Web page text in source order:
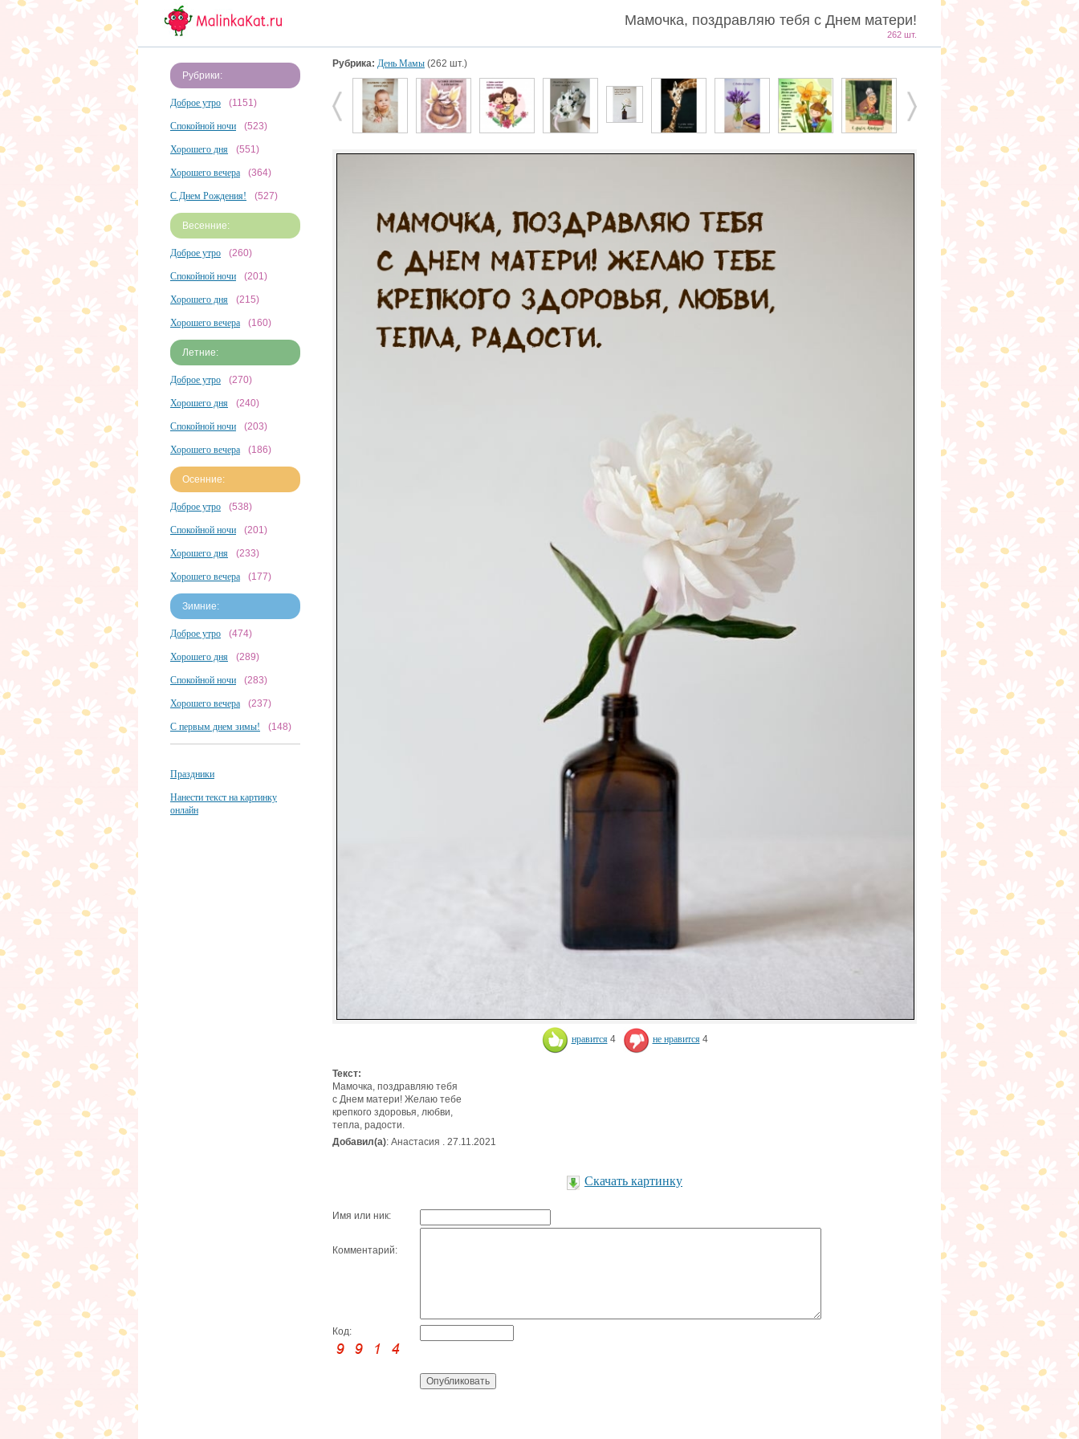
Мамочка, поздравляю тебя с Днем матери!
262 шт.
Рубрики:
Доброе утро (1151)
Спокойной ночи (523)
Хорошего дня (551)
Хорошего вечера (364)
С Днем Рождения! (527)
Весенние:
Доброе утро (260)
Спокойной ночи (201)
Хорошего дня (215)
Хорошего вечера (160)
Летние:
Доброе утро (270)
Хорошего дня (240)
Спокойной ночи (203)
Хорошего вечера (186)
Осенние:
Доброе утро (538)
Спокойной ночи (201)
Хорошего дня (233)
Хорошего вечера (177)
Зимние:
Доброе утро (474)
Хорошего дня (289)
Спокойной ночи (283)
Хорошего вечера (237)
С первым днем зимы! (148)
Праздники
Нанести текст на картинку
онлайн
Рубрика: День Мамы (262 шт.)
нравится 4 не нравится 4
Текст:
Мамочка, поздравляю тебя
с Днем матери! Желаю тебе
крепкого здоровья, любви,
тепла, радости.
Добавил(а): Анастасия . 27.11.2021
Скачать картинку
Имя или ник:
Комментарий:
Код: